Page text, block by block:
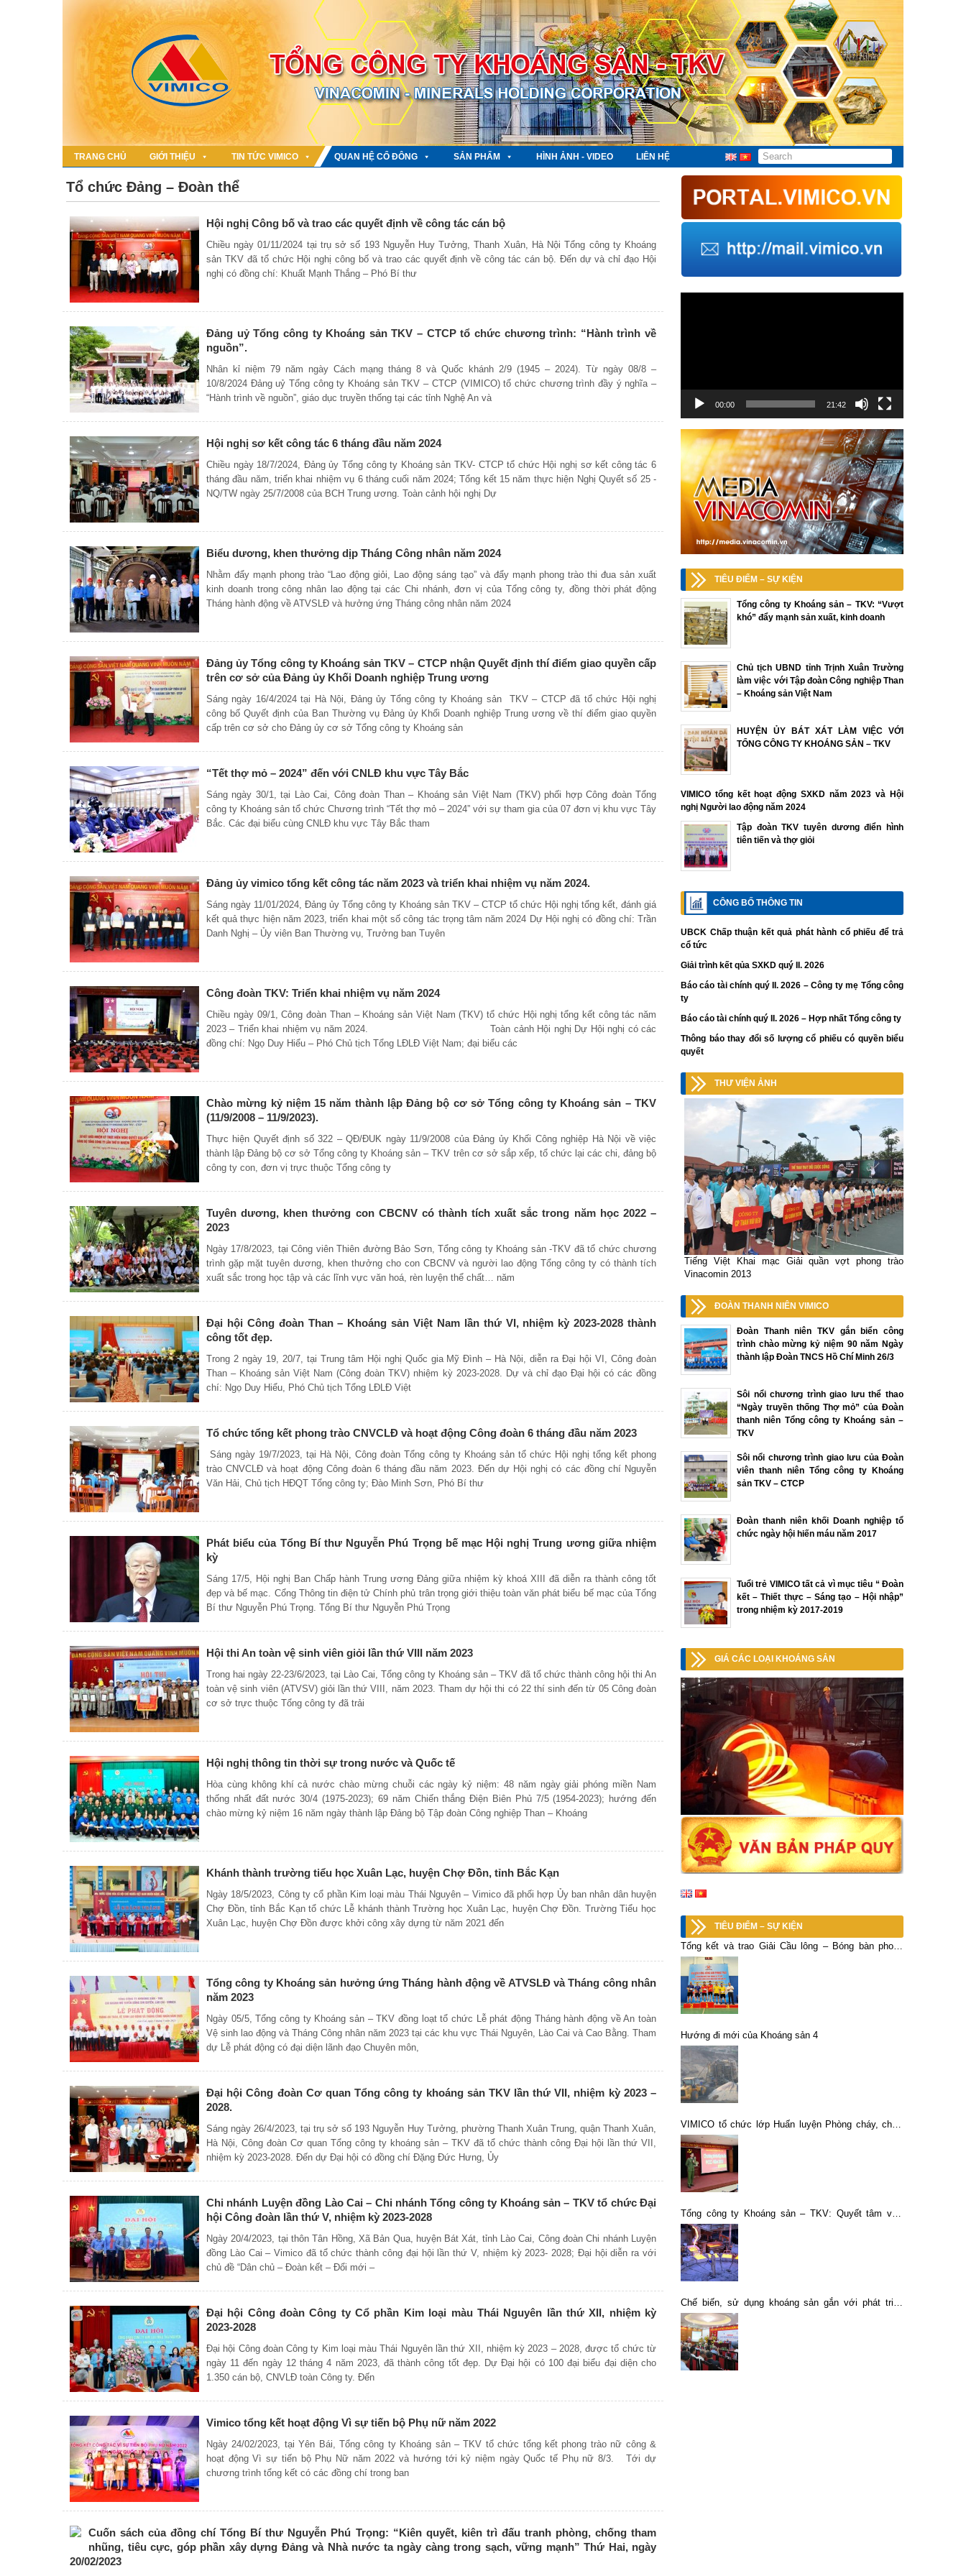
TRANG CHỦ GIỚI THIỆU TIN TỨC VIMICO QUAN HỆ CỔ ĐÔNG SẢN PHẨM HÌNH ẢNH - VIDEO LIÊN HỆ
Tổ chức Đảng – Đoàn thể
Hội nghị Công bố và trao các quyết định về công tác cán bộ
Chiều ngày 01/11/2024 tại trụ sở số 193 Nguyễn Huy Tưởng, Thanh Xuân, Hà Nội Tổng công ty Khoáng
sản TKV đã tổ chức Hội nghị công bố và trao các quyết định về công tác cán bộ. Đến dự và chỉ đạo Hội
nghị có đồng chí: Khuất Mạnh Thắng – Phó Bí thư
Đảng uỷ Tổng công ty Khoáng sản TKV – CTCP tổ chức chương trình: “Hành trình về
nguồn”.
Nhân kỉ niệm 79 năm ngày Cách mạng tháng 8 và Quốc khánh 2/9 (1945 – 2024). Từ ngày 08/8 –
10/8/2024 Đảng uỷ Tổng công ty Khoáng sản TKV – CTCP (VIMICO) tổ chức chương trình đầy ý nghĩa –
“Hành trình về nguồn”, giáo dục truyền thống tại các tỉnh Nghệ An và
Hội nghị sơ kết công tác 6 tháng đầu năm 2024
Chiều ngày 18/7/2024, Đảng ủy Tổng công ty Khoáng sản TKV- CTCP tổ chức Hội nghị sơ kết công tác 6
tháng đầu năm, triển khai nhiệm vụ 6 tháng cuối năm 2024; Tổng kết 15 năm thực hiện Nghị Quyết số 25 -
NQ/TW ngày 25/7/2008 của BCH Trung ương. Toàn cảnh hội nghị Dự
Biểu dương, khen thưởng dịp Tháng Công nhân năm 2024
Nhằm đẩy mạnh phong trào “Lao động giỏi, Lao động sáng tạo” và đẩy mạnh phong trào thi đua sản xuất
kinh doanh trong công nhân lao động tại các Chi nhánh, đơn vị của Tổng công ty, đồng thời phát động
Tháng hành động về ATVSLĐ và hưởng ứng Tháng công nhân năm 2024
Đảng ủy Tổng công ty Khoáng sản TKV – CTCP nhận Quyết định thí điểm giao quyền cấp
trên cơ sở của Đảng ủy Khối Doanh nghiệp Trung ương
Sáng ngày 16/4/2024 tại Hà Nội, Đảng ủy Tổng công ty Khoáng sản TKV – CTCP đã tổ chức Hội nghị
công bố Quyết định của Ban Thường vụ Đảng ủy Khối Doanh nghiệp Trung ương về thí điểm giao quyền
cấp trên cơ sở cho Đảng ủy cơ sở Tổng công ty Khoáng sản
“Tết thợ mỏ – 2024” đến với CNLĐ khu vực Tây Bắc
Sáng ngày 30/1, tại Lào Cai, Công đoàn Than – Khoáng sản Việt Nam (TKV) phối hợp Công đoàn Tổng
công ty Khoáng sản tổ chức Chương trình “Tết thợ mỏ – 2024” với sự tham gia của 07 đơn vị khu vực Tây
Bắc. Các đại biểu cùng CNLĐ khu vực Tây Bắc tham
Đảng ủy vimico tổng kết công tác năm 2023 và triển khai nhiệm vụ năm 2024.
Sáng ngày 11/01/2024, Đảng ủy Tổng công ty Khoáng sản TKV – CTCP tổ chức Hội nghị tổng kết, đánh giá
kết quả thực hiện năm 2023, triển khai một số công tác trọng tâm năm 2024 Dự Hội nghị có đồng chí: Trần
Danh Nghị – Ủy viên Ban Thường vụ, Trưởng ban Tuyên
Công đoàn TKV: Triển khai nhiệm vụ năm 2024
Chiều ngày 09/1, Công đoàn Than – Khoáng sản Việt Nam (TKV) tổ chức Hội nghị tổng kết công tác năm
2023 – Triển khai nhiệm vụ năm 2024. Toàn cảnh Hội nghị Dự Hội nghị có các
đồng chí: Ngọ Duy Hiểu – Phó Chủ tịch Tổng LĐLĐ Việt Nam; đại biểu các
Chào mừng kỷ niệm 15 năm thành lập Đảng bộ cơ sở Tổng công ty Khoáng sản – TKV
(11/9/2008 – 11/9/2023).
Thực hiện Quyết định số 322 – QĐ/ĐUK ngày 11/9/2008 của Đảng ủy Khối Công nghiệp Hà Nội về việc
thành lập Đảng bộ cơ sở Tổng công ty Khoáng sản – TKV trên cơ sở sắp xếp, tổ chức lại các chi, đảng bộ
công ty con, đơn vị trực thuộc Tổng công ty
Tuyên dương, khen thưởng con CBCNV có thành tích xuất sắc trong năm học 2022 –
2023
Ngày 17/8/2023, tại Công viên Thiên đường Bảo Sơn, Tổng công ty Khoáng sản -TKV đã tổ chức chương
trình gặp mặt tuyên dương, khen thưởng cho con CBCNV và người lao động Tổng công ty có thành tích
xuất sắc trong học tập và các lĩnh vực văn hoá, rèn luyện thể chất… năm
Đại hội Công đoàn Than – Khoáng sản Việt Nam lần thứ VI, nhiệm kỳ 2023-2028 thành
công tốt đẹp.
Trong 2 ngày 19, 20/7, tại Trung tâm Hội nghị Quốc gia Mỹ Đình – Hà Nội, diễn ra Đại hội VI, Công đoàn
Than – Khoáng sản Việt Nam (Công đoàn TKV) nhiệm kỳ 2023-2028. Dự và chỉ đạo Đại hội có các đồng
chí: Ngọ Duy Hiểu, Phó Chủ tịch Tổng LĐLĐ Việt
Tổ chức tổng kết phong trào CNVCLĐ và hoạt động Công đoàn 6 tháng đầu năm 2023
Sáng ngày 19/7/2023, tại Hà Nội, Công đoàn Tổng công ty Khoáng sản tổ chức Hội nghị tổng kết phong
trào CNVCLĐ và hoạt động Công đoàn 6 tháng đầu năm 2023. Đến dự Hội nghị có các đồng chí Nguyễn
Văn Hải, Chủ tịch HĐQT Tổng công ty; Đào Minh Sơn, Phó Bí thư
Phát biểu của Tổng Bí thư Nguyễn Phú Trọng bế mạc Hội nghị Trung ương giữa nhiệm
kỳ
Sáng 17/5, Hội nghị Ban Chấp hành Trung ương Đảng giữa nhiệm kỳ khoá XIII đã diễn ra thành công tốt
đẹp và bế mạc. Cổng Thông tin điện tử Chính phủ trân trọng giới thiệu toàn văn phát biểu bế mạc của Tổng
Bí thư Nguyễn Phú Trọng. Tổng Bí thư Nguyễn Phú Trọng
Hội thi An toàn vệ sinh viên giỏi lần thứ VIII năm 2023
Trong hai ngày 22-23/6/2023, tại Lào Cai, Tổng công ty Khoáng sản – TKV đã tổ chức thành công hội thi An
toàn vệ sinh viên (ATVSV) giỏi lần thứ VIII, năm 2023. Tham dự hội thi có 22 thí sinh đến từ 05 Công đoàn
cơ sở trực thuộc Tổng công ty đã trải
Hội nghị thông tin thời sự trong nước và Quốc tế
Hòa cùng không khí cả nước chào mừng chuỗi các ngày kỷ niệm: 48 năm ngày giải phóng miền Nam
thống nhất đất nước 30/4 (1975-2023); 69 năm Chiến thắng Điện Biên Phủ 7/5 (1954-2023); hướng đến
chào mừng kỷ niệm 16 năm ngày thành lập Đảng bộ Tập đoàn Công nghiệp Than – Khoáng
Khánh thành trường tiểu học Xuân Lạc, huyện Chợ Đồn, tỉnh Bắc Kạn
Ngày 18/5/2023, Công ty cổ phần Kim loại màu Thái Nguyên – Vimico đã phối hợp Ủy ban nhân dân huyện
Chợ Đồn, tỉnh Bắc Kạn tổ chức Lễ khánh thành Trường học Xuân Lạc, huyện Chợ Đồn. Trường Tiểu học
Xuân Lạc, huyện Chợ Đồn được khởi công xây dựng từ năm 2021 đến
Tổng công ty Khoáng sản hưởng ứng Tháng hành động về ATVSLĐ và Tháng công nhân
năm 2023
Ngày 05/5, Tổng công ty Khoáng sản – TKV đồng loạt tổ chức Lễ phát động Tháng hành động về An toàn
Vệ sinh lao động và Tháng Công nhân năm 2023 tại các khu vực Thái Nguyên, Lào Cai và Cao Bằng. Tham
dự Lễ phát động có đại diện lãnh đạo Chuyên môn,
Đại hội Công đoàn Cơ quan Tổng công ty khoáng sản TKV lần thứ VII, nhiệm kỳ 2023 –
2028.
Sáng ngày 26/4/2023, tại trụ sở số 193 Nguyễn Huy Tưởng, phường Thanh Xuân Trung, quận Thanh Xuân,
Hà Nội, Công đoàn Cơ quan Tổng công ty khoáng sản – TKV đã tổ chức thành công Đại hội lần thứ VII,
nhiệm kỳ 2023-2028. Đến dự Đại hội có đồng chí Đặng Đức Hưng, Ủy
Chi nhánh Luyện đồng Lào Cai – Chi nhánh Tổng công ty Khoáng sản – TKV tổ chức Đại
hội Công đoàn lần thứ V, nhiệm kỳ 2023-2028
Ngày 20/4/2023, tại thôn Tân Hồng, Xã Bản Qua, huyện Bát Xát, tỉnh Lào Cai, Công đoàn Chi nhánh Luyện
đồng Lào Cai – Vimico đã tổ chức thành công đại hội lần thứ V, nhiệm kỳ 2023- 2028; Đại hội diễn ra với
chủ đề “Dân chủ – Đoàn kết – Đổi mới –
Đại hội Công đoàn Công ty Cổ phần Kim loại màu Thái Nguyên lần thứ XII, nhiệm kỳ
2023-2028
Đại hội Công đoàn Công ty Kim loại màu Thái Nguyên lần thứ XII, nhiệm kỳ 2023 – 2028, được tổ chức từ
ngày 11 đến ngày 12 tháng 4 năm 2023, đã thành công tốt đẹp. Dự Đại hội có 100 đại biểu đại diện cho
1.350 cán bộ, CNVLĐ toàn Công ty. Đến
Vimico tổng kết hoạt động Vì sự tiến bộ Phụ nữ năm 2022
Ngày 24/02/2023, tại Yên Bái, Tổng công ty Khoáng sản – TKV tổ chức tổng kết phong trào nữ công &
hoạt động Vì sự tiến bộ Phụ Nữ năm 2022 và hướng tới kỷ niệm ngày Quốc tế Phụ nữ 8/3. Tới dự
chương trình tổng kết có các đồng chí trong ban
Cuốn sách của đồng chí Tổng Bí thư Nguyễn Phú Trọng: “Kiên quyết, kiên trì đấu tranh phòng, chống tham
nhũng, tiêu cực, góp phần xây dựng Đảng và Nhà nước ta ngày càng trong sạch, vững mạnh” Thứ Hai, ngày
20/02/2023
00:00 21:42
TIÊU ĐIỂM – SỰ KIỆN
Tổng công ty Khoáng sản – TKV: “Vượt
khó” đẩy mạnh sản xuất, kinh doanh
Chủ tịch UBND tỉnh Trịnh Xuân Trường
làm việc với Tập đoàn Công nghiệp Than
– Khoáng sản Việt Nam
HUYỆN ỦY BÁT XÁT LÀM VIỆC VỚI
TỔNG CÔNG TY KHOÁNG SẢN – TKV
VIMICO tổng kết hoạt động SXKD năm 2023 và Hội
nghị Người lao động năm 2024
Tập đoàn TKV tuyên dương điển hình
tiên tiến và thợ giỏi
CÔNG BỐ THÔNG TIN
UBCK Chấp thuận kết quả phát hành cổ phiếu để trả
cổ tức
Giải trình kết qủa SXKD quý II. 2026
Báo cáo tài chính quý II. 2026 – Công ty mẹ Tổng công
ty
Báo cáo tài chính quý II. 2026 – Hợp nhất Tổng công ty
Thông báo thay đổi số lượng cổ phiếu có quyền biểu
quyết
THƯ VIỆN ẢNH
Tiếng Việt Khai mạc Giải quần vợt phong trào
Vinacomin 2013
ĐOÀN THANH NIÊN VIMICO
Đoàn Thanh niên TKV gắn biển công
trình chào mừng kỷ niệm 90 năm Ngày
thành lập Đoàn TNCS Hồ Chí Minh 26/3
Sôi nổi chương trình giao lưu thể thao
“Ngày truyền thống Thợ mỏ” của Đoàn
thanh niên Tổng công ty Khoáng sản –
TKV
Sôi nổi chương trình giao lưu của Đoàn
viên thanh niên Tổng công ty Khoáng
sản TKV – CTCP
Đoàn thanh niên khối Doanh nghiệp tổ
chức ngày hội hiến máu năm 2017
Tuổi trẻ VIMICO tất cả vì mục tiêu “ Đoàn
kết – Thiết thực – Sáng tạo – Hội nhập”
trong nhiệm kỳ 2017-2019
GIÁ CÁC LOẠI KHOÁNG SẢN
TIÊU ĐIỂM – SỰ KIỆN
Tổng kết và trao Giải Cầu lông – Bóng bàn phong
trào TKV Khu vực các đơn vị vùng Hà Nội và ngoài
Quảng Ninh năm 2025
Hướng đi mới của Khoáng sản 4
VIMICO tổ chức lớp Huấn luyện Phòng cháy, chữa
cháy năm 2016
Tổng công ty Khoáng sản – TKV: Quyết tâm vừa
phòng dịch vừa đảm bảo hoạt động sản xuất
Chế biến, sử dụng khoáng sản gắn với phát triển
khoa học công nghệ và đổi mới sáng tạo